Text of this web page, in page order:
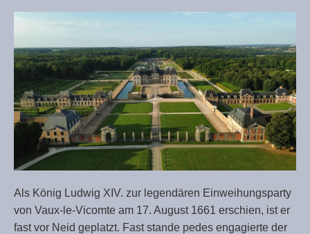
Als König Ludwig XIV. zur legendären Einweihungsparty
von Vaux-le-Vicomte am 17. August 1661 erschien, ist er
fast vor Neid geplatzt. Fast stande pedes engagierte der